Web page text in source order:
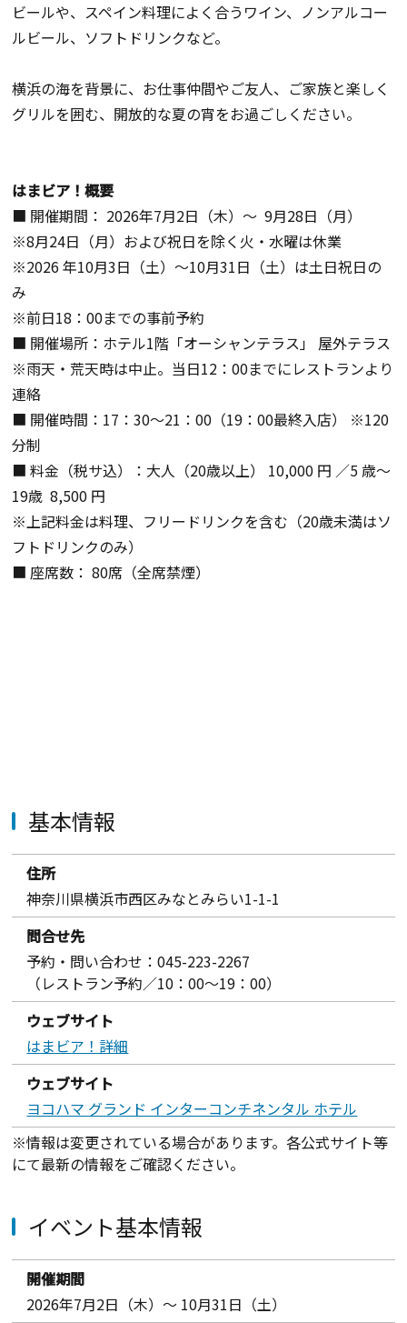
ビールや、スペイン料理によく合うワイン、ノンアルコー
ルビール、ソフトドリンクなど。
横浜の海を背景に、お仕事仲間やご友人、ご家族と楽しく
グリルを囲む、開放的な夏の宵をお過ごしください。
はまビア！概要
■ 開催期間： 2026年7月2日（木）～ 9月28日（月）
※8月24日（月）および祝日を除く火・水曜は休業
※2026 年10月3日（土）～10月31日（土）は土日祝日の
み
※前日18：00までの事前予約
■ 開催場所：ホテル1階「オーシャンテラス」 屋外テラス
※雨天・荒天時は中止。当日12：00までにレストランより
連絡
■ 開催時間：17：30～21：00（19：00最終入店） ※120
分制
■ 料金（税サ込）：大人（20歳以上） 10,000 円 ／5 歳～
19歳 8,500 円
※上記料金は料理、フリードリンクを含む（20歳未満はソ
フトドリンクのみ）
■ 座席数： 80席（全席禁煙）
基本情報
住所
神奈川県横浜市西区みなとみらい1-1-1
問合せ先
予約・問い合わせ：045-223-2267
（レストラン予約／10：00～19：00）
ウェブサイト
はまビア！詳細
ウェブサイト
ヨコハマ グランド インターコンチネンタル ホテル
※情報は変更されている場合があります。各公式サイト等
にて最新の情報をご確認ください。
イベント基本情報
開催期間
2026年7月2日（木）～ 10月31日（土）